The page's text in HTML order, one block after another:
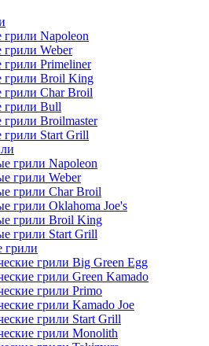
грили Napoleon
грили Weber
грили Primeliner
грили Broil King
грили Char Broil
грили Bull
грили Broilmaster
грили Start Grill
грили Napoleon
грили Weber
грили Char Broil
грили Oklahoma Joe's
грили Broil King
грили Start Grill
грили
грили Big Green Egg
грили Green Kamado
грили Primo
грили Kamado Joe
грили Start Grill
грили Monolith